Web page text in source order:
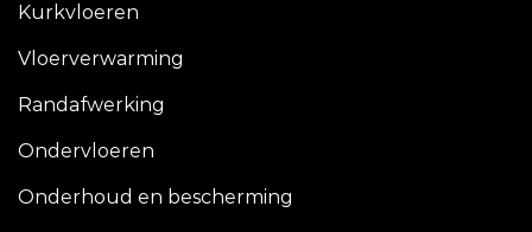
Kurkvloeren
Vloerverwarming
Randafwerking
Ondervloeren
Onderhoud en bescherming